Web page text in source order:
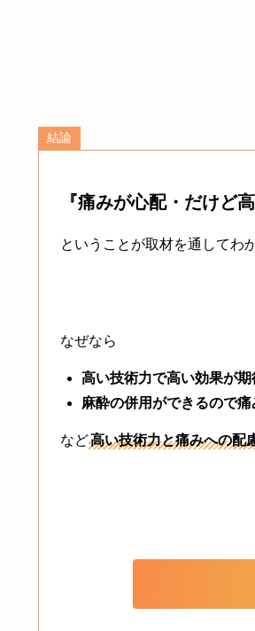
結論
『痛みが心配・だけど
ということが取材を通してわ
なぜなら
高い技術力で高い効果が期
麻酔の併用ができるので
など高い技術力と痛みへの配